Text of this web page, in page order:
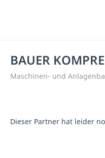
BAUER
Maschinen- und
Dieser Partner hat leider